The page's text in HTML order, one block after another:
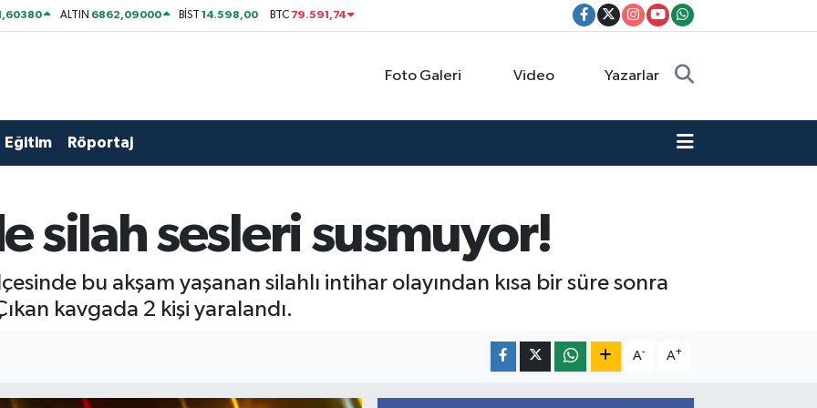
ALTIN 6862,09000 BİST14.598,00 BTC 79.591,74
Foto Galeri Video Yazarlar
Eğitim Röportaj
silah sesleri susmuyor!
bu akşam yaşanan silahlı intihar olayından kısa bir süre sonra
kavgada 2 kişi yaralandı.
A- A+